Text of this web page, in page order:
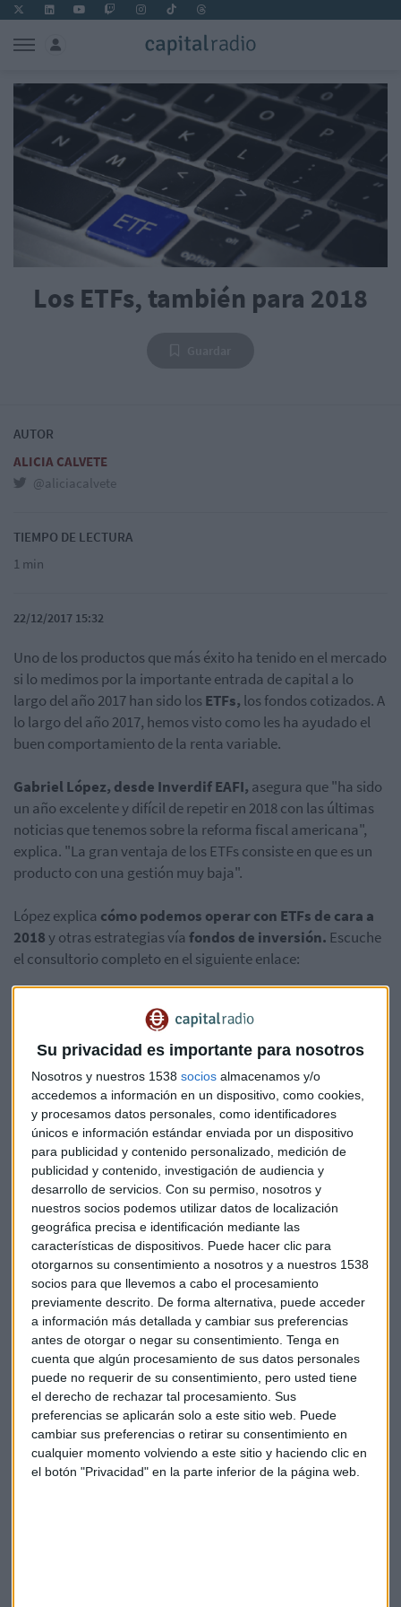
Su privacidad es importante para nosotros
Nosotros y nuestros 1538 socios almacenamos y/o
accedemos a información en un dispositivo, como cookies,
y procesamos datos personales, como identificadores
únicos e información estándar enviada por un dispositivo
para publicidad y contenido personalizado, medición de
publicidad y contenido, investigación de audiencia y
desarrollo de servicios. Con su permiso, nosotros y
nuestros socios podemos utilizar datos de localización
geográfica precisa e identificación mediante las
características de dispositivos. Puede hacer clic para
otorgarnos su consentimiento a nosotros y a nuestros 1538
socios para que llevemos a cabo el procesamiento
previamente descrito. De forma alternativa, puede acceder
a información más detallada y cambiar sus preferencias
antes de otorgar o negar su consentimiento. Tenga en
cuenta que algún procesamiento de sus datos personales
puede no requerir de su consentimiento, pero usted tiene
el derecho de rechazar tal procesamiento. Sus
preferencias se aplicarán solo a este sitio web. Puede
cambiar sus preferencias o retirar su consentimiento en
cualquier momento volviendo a este sitio y haciendo clic en
el botón "Privacidad" en la parte inferior de la página web.
Los ETFs, también para 2018
AUTOR
ALICIA CALVETE
@aliciacalvete
TIEMPO DE LECTURA
1 min
22/12/2017 15:32
Uno de los productos que más éxito ha tenido en el mercado
si lo medimos por la importante entrada de capital a lo
largo del año 2017 han sido losETFs, los fondos cotizados. A
lo largo del año 2017, hemos visto como les ha ayudado el
buen comportamiento de la renta variable.
Gabriel López, desde Inverdif EAFI, asegura que "ha sido
un año excelente y difícil de repetir en 2018 con las últimas
noticias que tenemos sobre la reforma fiscal americana",
explica. "La gran ventaja de los ETFs consiste en que es un
producto con una gestión muy baja".
López explica cómo podemos operar con ETFs de cara a
2018y otras estrategias vía fondos de inversión. Escuche
el consultorio completo en el siguiente enlace:
Inverdif Gabriel lopez Etfs
Suscríbete a nuestros boletines
Te enviaremos las noticias más importantes del día